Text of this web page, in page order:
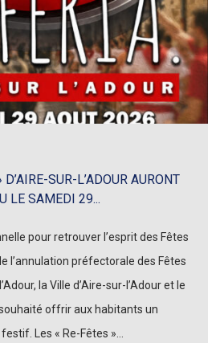
SUR-L’ADOUR AURONT
LE SAMEDI 29...
pour retrouver l’esprit des Fêtes
l’annulation préfectorale des Fêtes
la Ville d’Aire-sur-l’Adour et le
offrir aux habitants un
Les « Re-Fêtes »…